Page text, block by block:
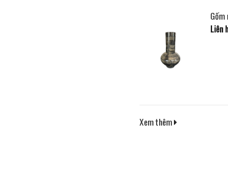
Liên
Xem thêm